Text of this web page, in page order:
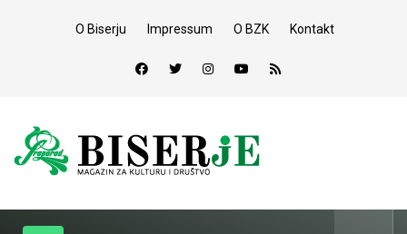
O Biserju Impressum O BZK Kontakt